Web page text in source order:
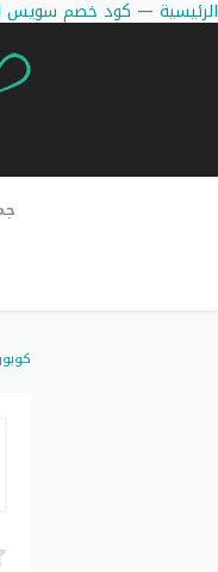
الرئيسية — كود خصم سويس